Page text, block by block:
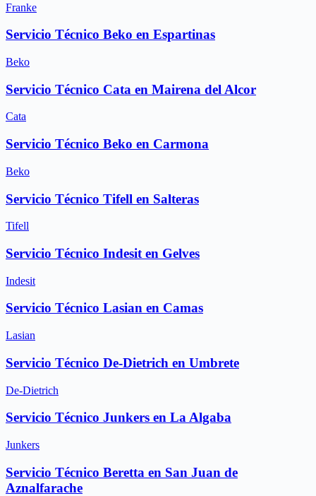
Franke
Servicio Técnico Beko en Espartinas
Beko
Servicio Técnico Cata en Mairena del Alcor
Cata
Servicio Técnico Beko en Carmona
Beko
Servicio Técnico Tifell en Salteras
Tifell
Servicio Técnico Indesit en Gelves
Indesit
Servicio Técnico Lasian en Camas
Lasian
Servicio Técnico De-Dietrich en Umbrete
De-Dietrich
Servicio Técnico Junkers en La Algaba
Junkers
Servicio Técnico Beretta en San Juan de
Aznalfarache